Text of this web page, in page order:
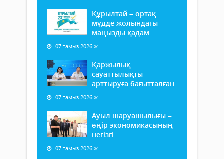
Құрылтай – ортақ
мүдде жолындағы
маңызды қадам
07 тамыз 2026 ж.
Қаржылық
сауаттылықты
арттыруға бағытталған
07 тамыз 2026 ж.
Ауыл шаруашылығы –
өңір экономикасының
негізгі
07 тамыз 2026 ж.